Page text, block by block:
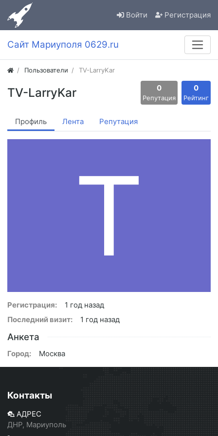
Войти Регистрация
Сайт Мариуполя 0629.ru
Пользователи TV-LarryKar
TV-LarryKar 0
Репутация
0
Рейтинг
Профиль Лента Репутация
T
Регистрация:
1 год назад
Последний визит:
1 год назад
Анкета
Город: Москва
Контакты
АДРЕС
ДНР, Мариуполь